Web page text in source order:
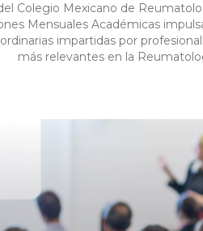
Colegio Mexicano de
Mensuales Académicas
impartidas por
más relevantes en la